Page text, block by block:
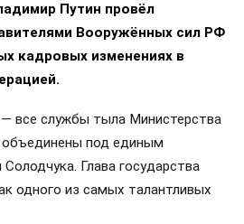
Путин провёл
Вооружённых сил РФ
кадровых изменениях в
— все службы тыла Министерства
под единым
Глава государства
одного из самых талантливых